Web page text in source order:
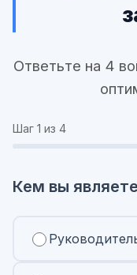
Ответьте на 4
Шаг 1 из 4
Кем вы